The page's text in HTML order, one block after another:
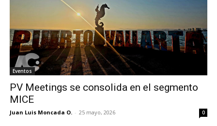
Eventos
PV Meetings se consolida en el segmento
MICE
Juan Luis Moncada O. - 25 mayo, 2026 0